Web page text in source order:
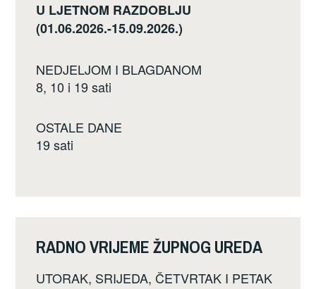
U LJETNOM RAZDOBLJU
(01.06.2026.-15.09.2026.)
NEDJELJOM I BLAGDANOM
8, 10 i 19 sati
OSTALE DANE
19 sati
RADNO VRIJEME ŽUPNOG UREDA
UTORAK, SRIJEDA, ČETVRTAK I PETAK